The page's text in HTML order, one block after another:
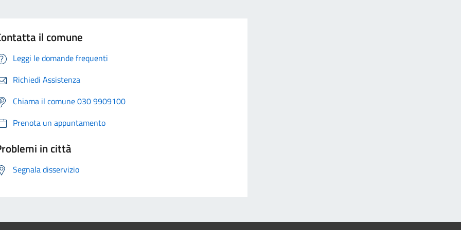
il comune
Leggi le domande frequenti
Richiedi Assistenza
Chiama il comune 030 9909100
Prenota un appuntamento
in città
Segnala disservizio